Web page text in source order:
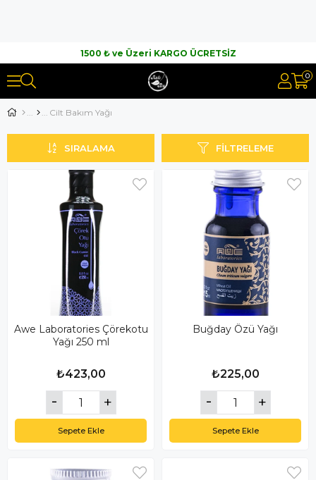
1500 ₺ ve Üzeri KARGO ÜCRETSİZ
0
Cilt Bakım Yağı
FILTRELEME
SIRALAMA
Awe Laboratories Çörekotu
Yağı 250 ml
₺423,00
Sepete Ekle
Buğday Özü Yağı
₺225,00
Sepete Ekle